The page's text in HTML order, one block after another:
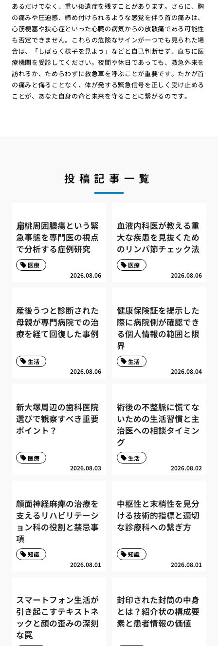
あるだけでなく、重い後遺症を残すことがあります。さらに、胸
の痛みや圧迫感、締め付けられるような感覚を伴う首の痛みは、
心筋梗塞や狭心症といった心臓の病気からの放散痛である可能性
も否定できません。これらの危険なサインが一つでも見られた場
合は、「しばらく様子を見よう」などと自己判断せず、直ちに医
療機関を受診してください。夜間や休日であっても、救急外来を
訪れるか、ためらわずに救急車を呼ぶことが重要です。たかが首
の痛みと侮ることなく、体が発する緊急信号を正しく受け止める
ことが、あなた自身の命と未来を守ることに繋がるのです。
投稿記事一覧
扁桃周囲膿瘍という緊
急事態を専門医の視点
で分析する症例研究
2026.08.06
医療
血液内科医が教える重
大な疾患を見抜くため
のリンパ節チェック法
2026.08.06
医療
産後うつと診断された
母親が専門病院での治
療を経て回復した事例
2026.08.06
生活
健康保険証を提示した
際に病院側が確認でき
る個人情報の範囲と限
界
2026.08.04
生活
新大塚周辺の歯科医院
選びで観察すべき重要
ポイント？
2026.08.03
医療
術後の不整脈に慌てな
いための生活習慣と主
治医への相談タイミン
グ
2026.08.02
生活
顔面神経麻痺の治療を
支えるリハビリテーシ
ョン科の役割と禁忌事
項
2026.08.01
知識
中枢性と末梢性を見分
ける技術的指標と適切
な診療科への繋ぎ方
2026.08.01
知識
スマートフォン生活が
引き起こすテキストネ
ックと顔の歪みの深刻
な罠
封印された封筒の中身
とは？紹介状の構成要
素と患者情報の価値